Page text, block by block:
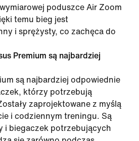
poduszce Air Zoom
temu bieg jest
i sprężysty, co zachęca do
Premium są najbardziej
są najbardziej odpowiednie
którzy potrzebują
zaprojektowane z myślą
i codziennym treningu. Są
i biegaczek potrzebujących